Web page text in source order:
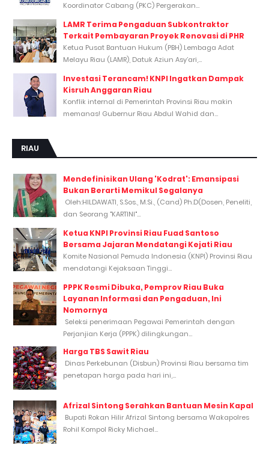
Koordinator Cabang (PKC) Pergerakan...
LAMR Terima Pengaduan Subkontraktor
Terkait Pembayaran Proyek Renovasi di PHR
Ketua Pusat Bantuan Hukum (PBH) Lembaga Adat
Melayu Riau (LAMR), Datuk Aziun Asy’ari,...
Investasi Terancam! KNPI Ingatkan Dampak
Kisruh Anggaran Riau
Konflik internal di Pemerintah Provinsi Riau makin
memanas! Gubernur Riau Abdul Wahid dan...
RIAU
Mendefinisikan Ulang 'Kodrat': Emansipasi
Bukan Berarti Memikul Segalanya
Oleh:HILDAWATI, S.Sos., M.Si., (Cand) Ph.D(Dosen, Peneliti,
dan Seorang "KARTINI"...
Ketua KNPI Provinsi Riau Fuad Santoso
Bersama Jajaran Mendatangi Kejati Riau
Komite Nasional Pemuda Indonesia (KNPI) Provinsi Riau
mendatangi Kejaksaan Tinggi...
PPPK Resmi Dibuka, Pemprov Riau Buka
Layanan Informasi dan Pengaduan, Ini
Nomornya
Seleksi penerimaan Pegawai Pemerintah dengan
Perjanjian Kerja (PPPK) dilingkungan...
Harga TBS Sawit Riau
Dinas Perkebunan (Disbun) Provinsi Riau bersama tim
penetapan harga pada hari ini,...
Afrizal Sintong Serahkan Bantuan Mesin Kapal
Bupati Rokan Hilir Afrizal Sintong bersama Wakapolres
Rohil Kompol Ricky Michael...